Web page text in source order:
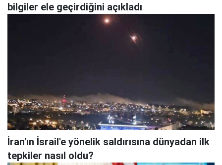
bilgiler ele geçirdiğini açıkladı
İran'ın İsrail'e yönelik saldırısına dünyadan ilk
tepkiler nasıl oldu?